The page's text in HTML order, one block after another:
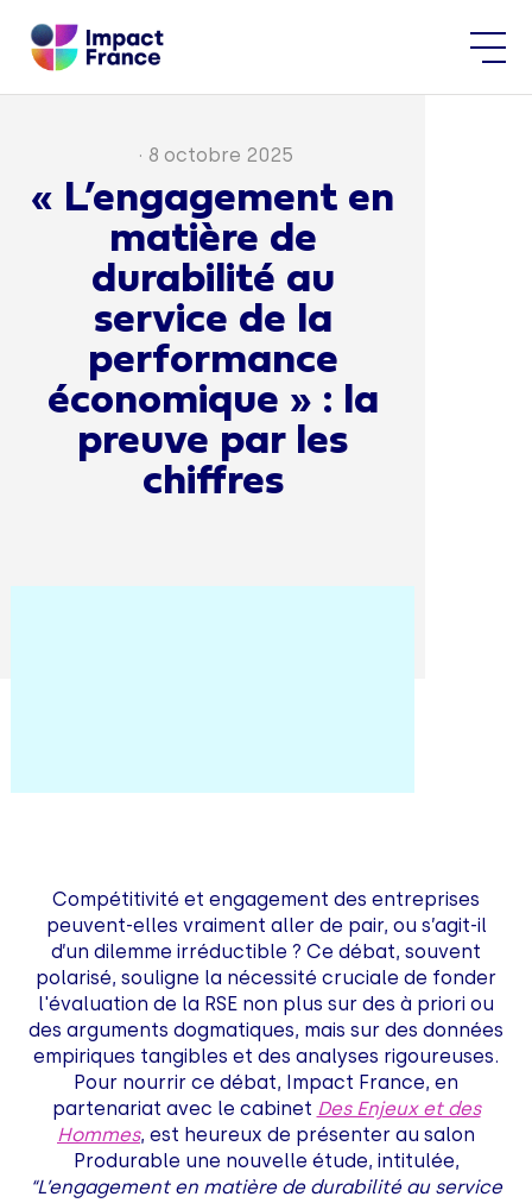
· 8 octobre 2025
« L’engagement en
matière de
durabilité au
service de la
performance
économique » : la
preuve par les
chiffres
Compétitivité et engagement des entreprises
peuvent-elles vraiment aller de pair, ou s’agit-il
d’un dilemme irréductible ? Ce débat, souvent
polarisé, souligne la nécessité cruciale de fonder
l'évaluation de la RSE non plus sur des à priori ou
des arguments dogmatiques, mais sur des données
empiriques tangibles et des analyses rigoureuses.
Pour nourrir ce débat, Impact France, en
partenariat avec le cabinet Des Enjeux et des
Hommes, est heureux de présenter au salon
Produrable une nouvelle étude, intitulée,
“L’engagement en matière de durabilité au service